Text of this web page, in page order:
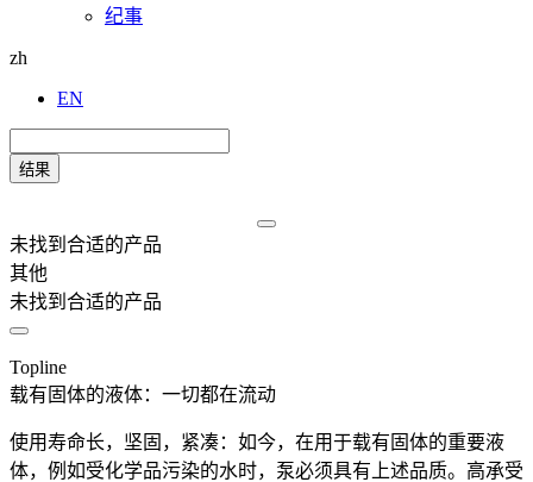
纪事
zh
EN
结果
未找到合适的产品
其他
未找到合适的产品
Topline
载有固体的液体：一切都在流动
使用寿命长，坚固，紧凑：如今，在用于载有固体的重要液
体，例如受化学品污染的水时，泵必须具有上述品质。高承受